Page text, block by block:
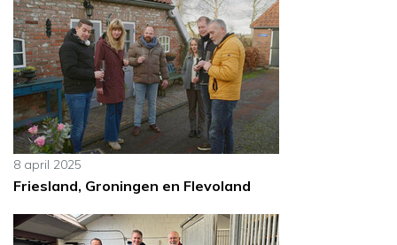
8 april 2025
Friesland, Groningen en Flevoland